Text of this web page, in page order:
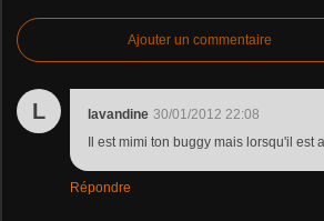
Ajouter un commentaire
L lavandine 30/01/2012 22:08
Il est mimi ton buggy mais lorsqu'il est
Répondre